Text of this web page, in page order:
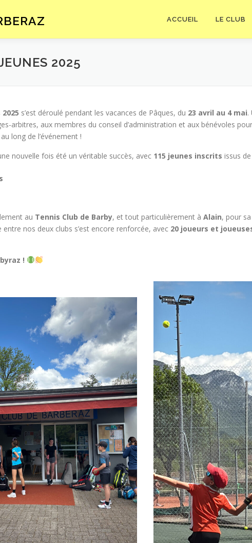
ACCUEIL LE CLUB
2025
s’est déroulé pendant les vacances de Pâques, du 23 avril au 4 mai.
arbitres, aux membres du conseil d’administration et aux bénévoles
long de l’événement !
nouvelle fois été un véritable succès, avec 115 jeunes inscrits issus de
au Tennis Club de Barby, et tout particulièrement à Alain, pour
entre nos deux clubs s’est encore renforcée, avec 20 joueurs et
!